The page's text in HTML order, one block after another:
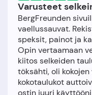
Varusteet
BergFreunden
vaellussauvat.
speksit, painot ja
Opin vertaamaan
kiitos selkeiden
töksähti, oli
kokotaulukot